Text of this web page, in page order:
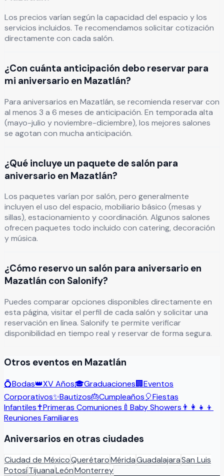
Los precios varían según la capacidad del espacio y los
servicios incluidos. Te recomendamos solicitar cotización
directamente con cada salón.
¿Con cuánta anticipación debo reservar para
mi aniversario en Mazatlán?
Para aniversarios en Mazatlán, se recomienda reservar con
al menos 3 a 6 meses de anticipación. En temporada alta
(mayo-julio y noviembre-diciembre), los mejores salones
se agotan con mucha anticipación.
¿Qué incluye un paquete de salón para
aniversario en Mazatlán?
Los paquetes varían por salón, pero generalmente
incluyen el uso del espacio, mobiliario básico (mesas y
sillas), estacionamiento y coordinación. Algunos salones
ofrecen paquetes todo incluido con catering, decoración
y música.
¿Cómo reservo un salón para aniversario en
Mazatlán con Salonify?
Puedes comparar opciones disponibles directamente en
esta página, visitar el perfil de cada salón y solicitar una
reservación en línea. Salonify te permite verificar
disponibilidad en tiempo real y reservar de forma segura.
Otros eventos en Mazatlán
💍Bodas👑XV Años🎓Graduaciones🏢Eventos
Corporativos✨Bautizos🎂Cumpleaños🎈Fiestas
Infantiles✝️Primeras Comuniones 🍼 Baby Showers 👨‍👩‍👧‍👦
Reuniones Familiares
Aniversarios en otras ciudades
Ciudad de MéxicoQuerétaroMéridaGuadalajaraSan Luis
PotosíTijuanaLeónMonterrey